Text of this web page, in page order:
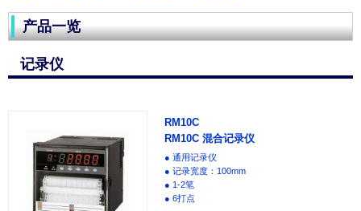
产品一览
记录仪
RM10C
RM10C 混合记录仪
● 通用记录仪
● 记录宽度：100mm
● 1-2笔
● 6打点